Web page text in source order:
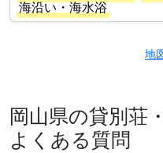
海沿い・海水浴
地
岡山県の貸別荘
よくある質問